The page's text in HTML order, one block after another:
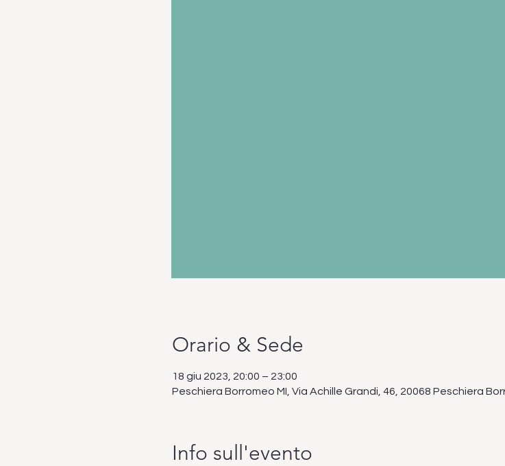
Orario & Sede
18 giu 2023, 20:00 – 23:00
Peschiera Borromeo MI, Via Achille Grandi, 46, 20068 Peschiera
Info sull'evento